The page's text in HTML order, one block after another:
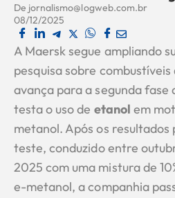
De jornalismo@logweb.com.br
08/12/2025
A Maersk segue ampliando
pesquisa sobre combustíveis
avança para a segunda
testa o uso de etanol em
metanol. Após os
teste, conduzido entre
2025 com uma mistura de
e-metanol, a companhia